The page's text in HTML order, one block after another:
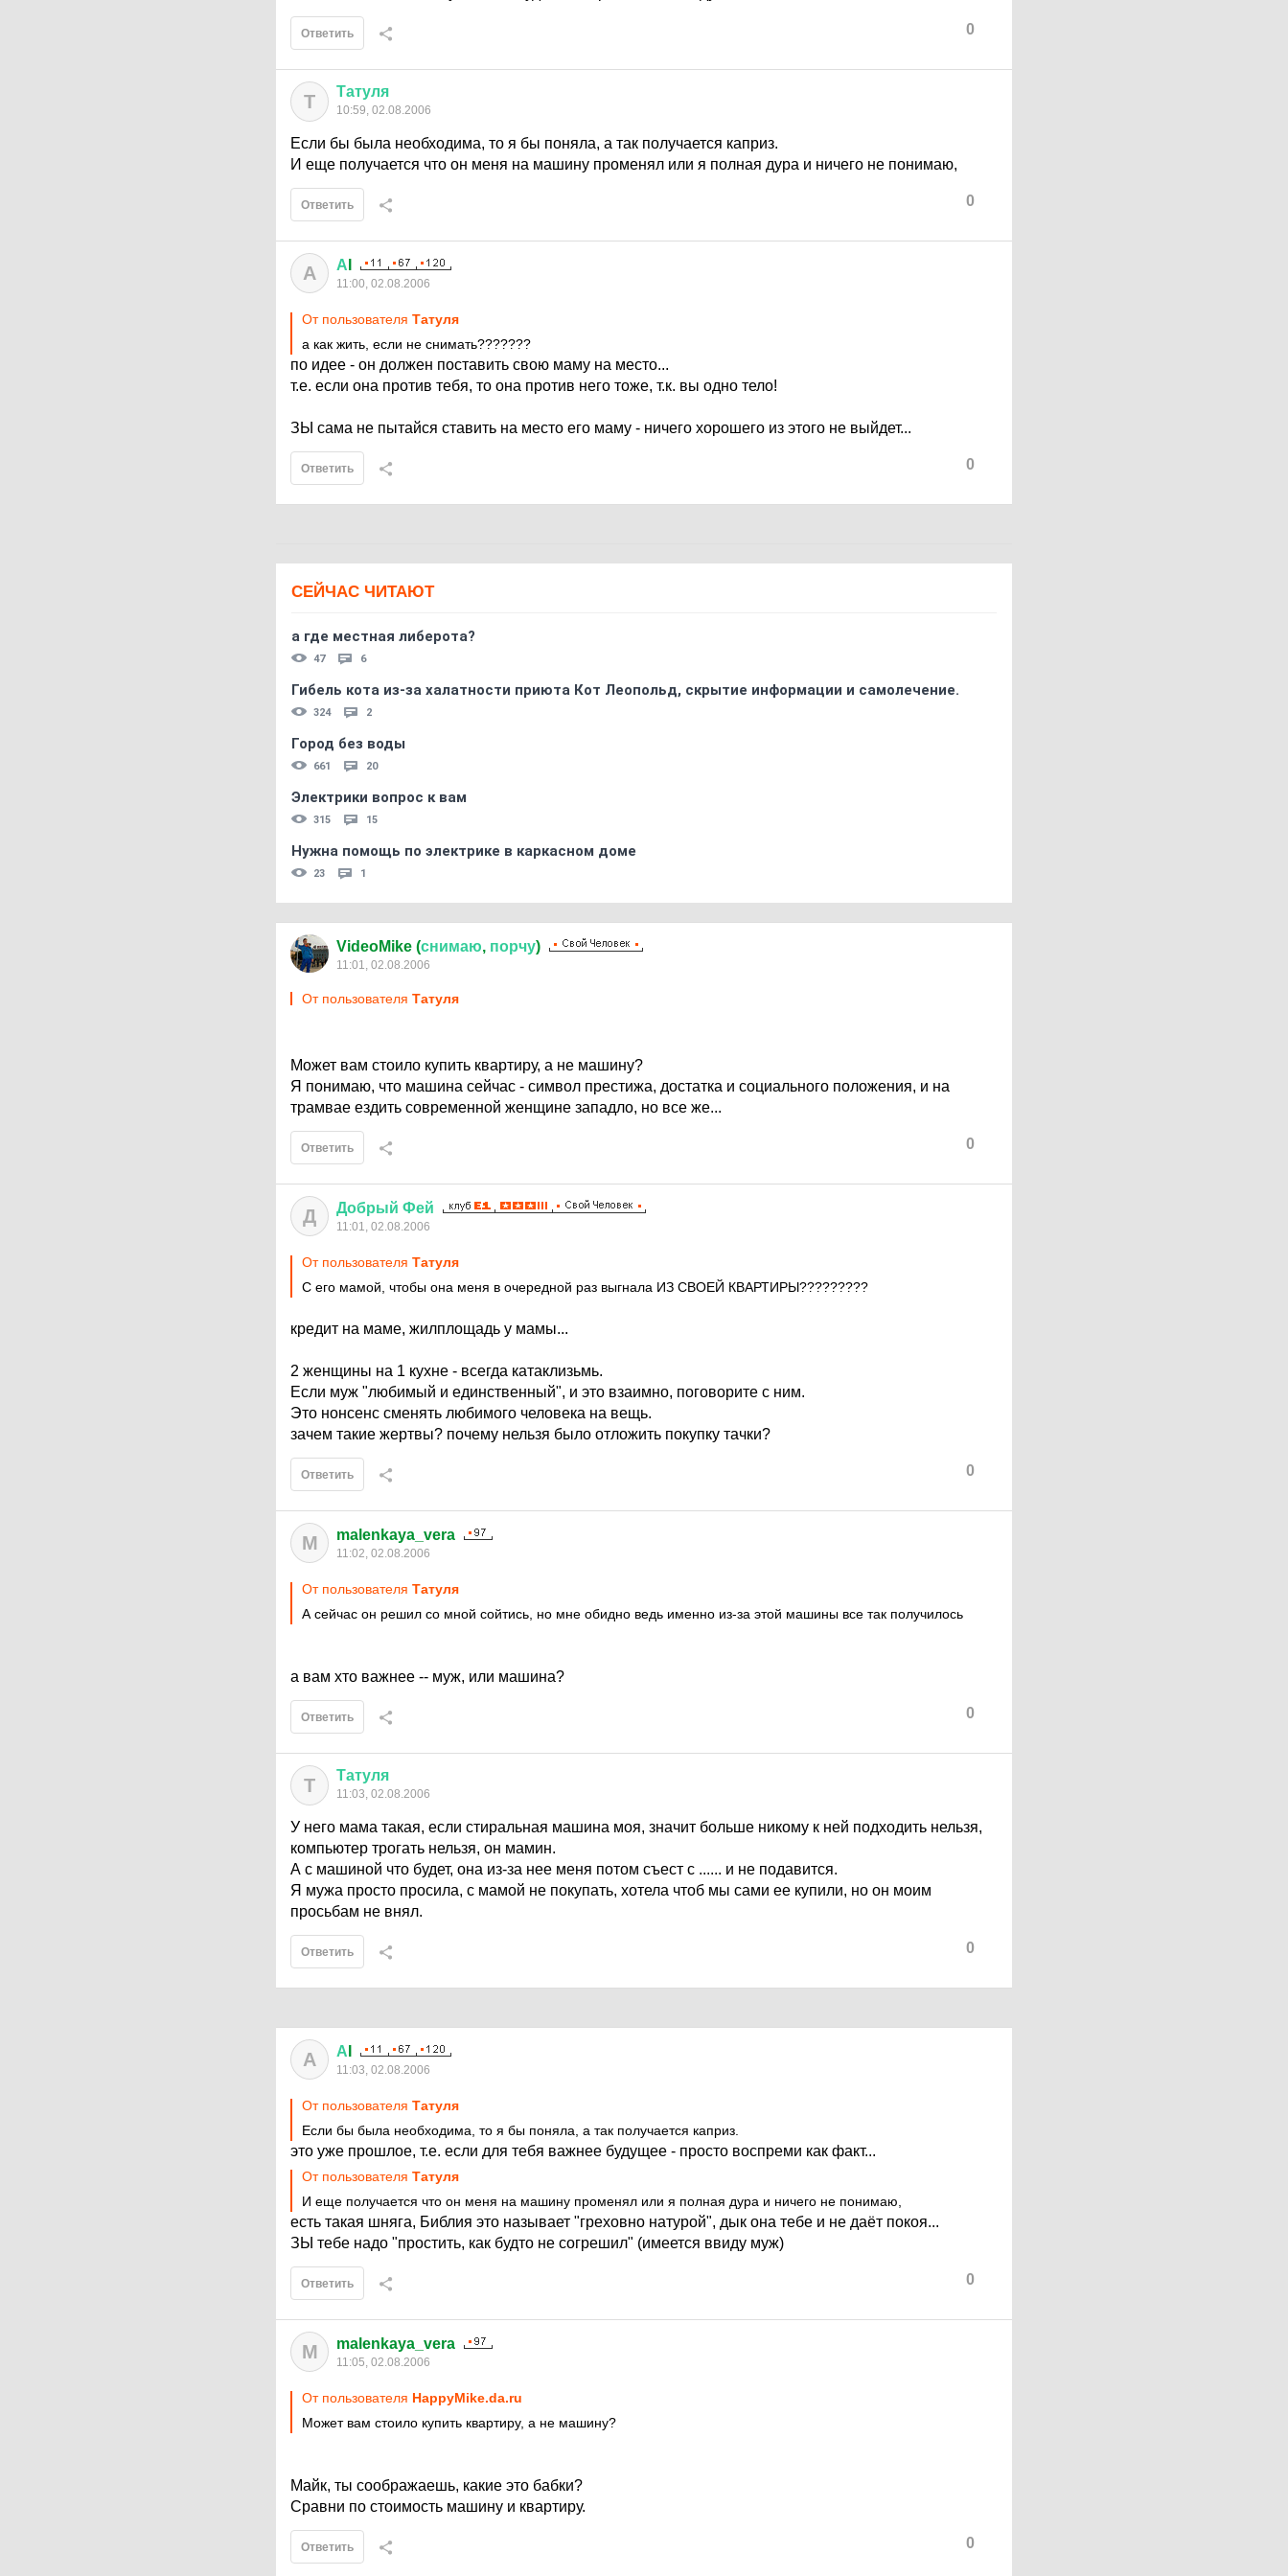
0
Ответить
Т Татуля
10:59, 02.08.2006
Если бы была необходима, то я бы поняла, а так получается каприз.
И еще получается что он меня на машину променял или я полная дура и ничего не понимаю,
0
Ответить
А А
11:00, 02.08.2006
От пользователя Татуля
а как жить, если не снимать???????
по идее - он должен поставить свою маму на место...
т.е. если она против тебя, то она против него тоже, т.к. вы одно тело!
ЗЫ сама не пытайся ставить на место его маму - ничего хорошего из этого не выйдет...
0
Ответить
СЕЙЧАС ЧИТАЮТ
а где местная либерота?
47 6
Гибель кота из-за халатности приюта Кот Леопольд, скрытиe информации и самолечение.
324 2
Город без воды
661 20
Электрики вопрос к вам
315 15
Нужна помощь по электрике в каркасном доме
23 1
VideoMike (снимаю, порчу)
11:01, 02.08.2006
От пользователя Татуля
Может вам стоило купить квартиру, а не машину?
Я понимаю, что машина сейчас - символ престижа, достатка и социального положения, и на
трамвае ездить современной женщине западло, но все же...
0
Ответить
Д Добрый Фей
11:01, 02.08.2006
От пользователя Татуля
С его мамой, чтобы она меня в очередной раз выгнала ИЗ СВОЕЙ КВАРТИРЫ?????????
кредит на маме, жилплощадь у мамы...
2 женщины на 1 кухне - всегда катаклизьмь.
Если муж "любимый и единственный", и это взаимно, поговорите с ним.
Это нонсенс сменять любимого человека на вещь.
зачем такие жертвы? почему нельзя было отложить покупку тачки?
0
Ответить
M malenkaya_vera
11:02, 02.08.2006
От пользователя Татуля
А сейчас он решил со мной сойтись, но мне обидно ведь именно из-за этой машины все так получилось
а вам хто важнее -- муж, или машина?
0
Ответить
Т Татуля
11:03, 02.08.2006
У него мама такая, если стиральная машина моя, значит больше никому к ней подходить нельзя,
компьютер трогать нельзя, он мамин.
А с машиной что будет, она из-за нее меня потом съест с ...... и не подавится.
Я мужа просто просила, с мамой не покупать, хотела чтоб мы сами ее купили, но он моим
просьбам не внял.
0
Ответить
А А
11:03, 02.08.2006
От пользователя Татуля
Если бы была необходима, то я бы поняла, а так получается каприз.
это уже прошлое, т.е. если для тебя важнее будущее - просто воспреми как факт...
От пользователя Татуля
И еще получается что он меня на машину променял или я полная дура и ничего не понимаю,
есть такая шняга, Библия это называет "греховно натурой", дык она тебе и не даёт покоя...
ЗЫ тебе надо "простить, как будто не согрешил" (имеется ввиду муж)
0
Ответить
M malenkaya_vera
11:05, 02.08.2006
От пользователя HappyMike.da.ru
Может вам стоило купить квартиру, а не машину?
Майк, ты соображаешь, какие это бабки?
Сравни по стоимость машину и квартиру.
0
Ответить